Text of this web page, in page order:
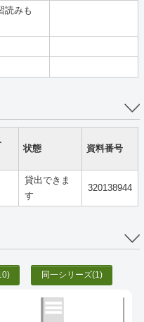
読みも
状態 資料番号
貸出できま
す
320138944
同一シリーズ(1)